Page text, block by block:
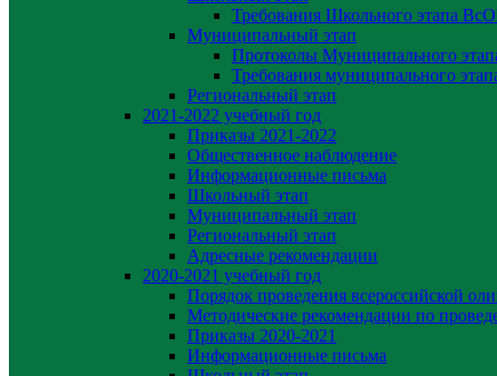
Требования Школьного этапа
Муниципальный этап
Протоколы Муниципального
Требования муниципального
Региональный этап
2021-2022 yчебный год
Приказы 2021-2022
Общественное наблюдение
Информационные письма
Школьный этап
Муниципальный этап
Региональный этап
Адресные рекомендации
2020-2021 yчебный год
Порядок проведения всероссийской
Методические рекомендации по
Приказы 2020-2021
Информационные письма